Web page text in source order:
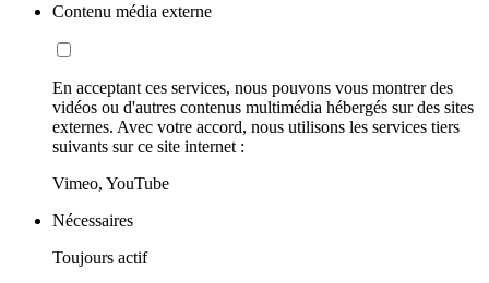
Contenu média externe
En acceptant ces services, nous pouvons vous montrer des
vidéos ou d'autres contenus multimédia hébergés sur des sites
externes. Avec votre accord, nous utilisons les services tiers
suivants sur ce site internet :
Vimeo, YouTube
Nécessaires
Toujours actif